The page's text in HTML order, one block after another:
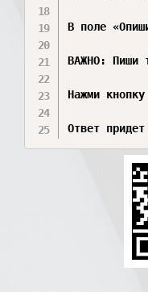
В поле
ВАЖНО: Пиши
Нажми
Ответ